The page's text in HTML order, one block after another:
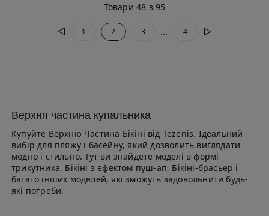
Товари 48 з 95
1 2 3 ... 4
Верхня частина купальника
Купуйте Верхню Частина Бікіні від Tezenis. Ідеальний
вибір для пляжу і басейну, який дозволить виглядати
модно і стильно. Тут ви знайдете моделі в формі
трикутника, Бікіні з ефектом пуш-ап, Бікіні-брасьер і
багато інших моделей, які зможуть задовольнити будь-
які потреби.